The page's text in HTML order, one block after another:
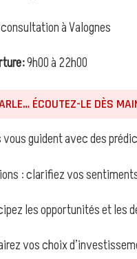
à Valognes
9h00 à 22h00
ÉCOUTEZ-LE DÈS
guident avec des
: clarifiez vos
les opportunités et les
vos choix